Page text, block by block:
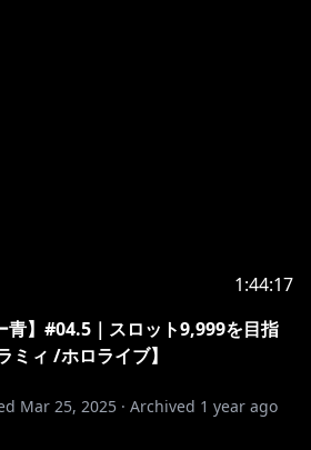
なら
ミィ
1:44:17
青】#04.5｜スロット9,999を目指
ミィ /ホロライブ】
Mar 25, 2025 · Archived 1 year ago